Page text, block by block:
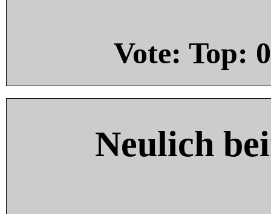
Vote: Top: 0
Neulich